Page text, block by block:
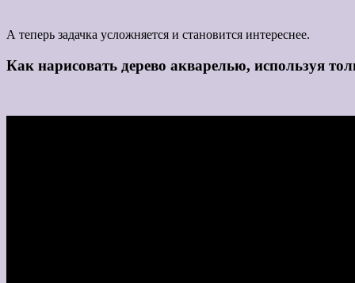
А теперь задачка усложняется и становится интереснее.
Как нарисовать дерево акварелью, используя